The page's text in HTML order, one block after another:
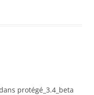
protégé_3.4_beta